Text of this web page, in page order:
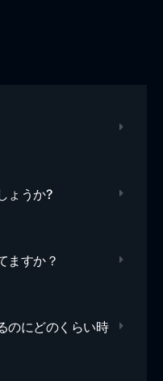
ょうか?
ますか？
のにどのくらい時